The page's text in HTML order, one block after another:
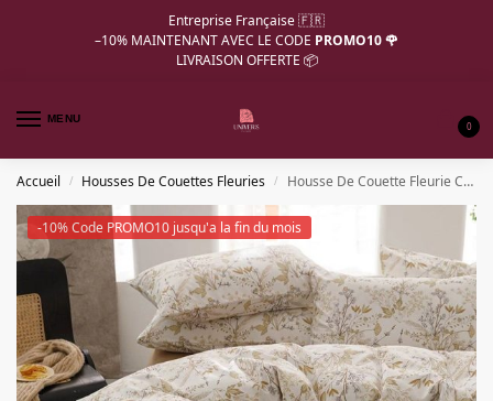
Entreprise Française 🇫🇷
–10% MAINTENANT AVEC LE CODE PROMO10 🌹
LIVRAISON OFFERTE 📦
MENU
0
Accueil / Housses De Couettes Fleuries / Housse De Couette Fleurie Coton
-10% Code PROMO10 jusqu'a la fin du mois